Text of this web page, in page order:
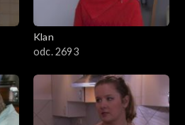
Klan
odc. 2693